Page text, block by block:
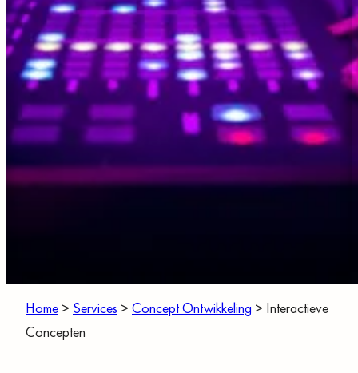
Home > Services > Concept Ontwikkeling > Interactieve
Concepten